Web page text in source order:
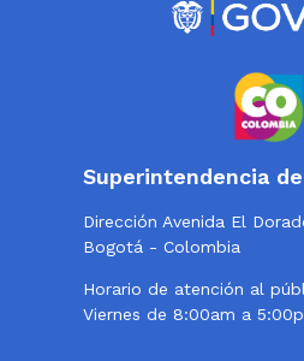
Superintendencia
Dirección Avenida El
Bogotá - Colombia
Horario de atención al
Viernes de 8:00am a